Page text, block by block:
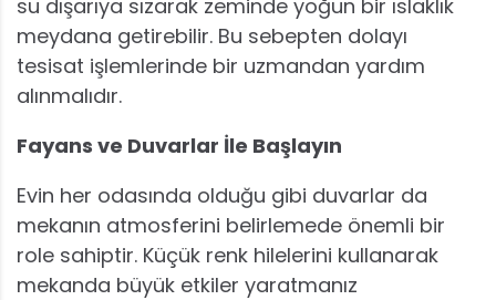
su dışarıya sızarak zeminde yoğun bir ıslaklık
meydana getirebilir. Bu sebepten dolayı
tesisat işlemlerinde bir uzmandan yardım
alınmalıdır.
Fayans ve Duvarlar İle Başlayın
Evin her odasında olduğu gibi duvarlar da
mekanın atmosferini belirlemede önemli bir
role sahiptir. Küçük renk hilelerini kullanarak
mekanda büyük etkiler yaratmanız